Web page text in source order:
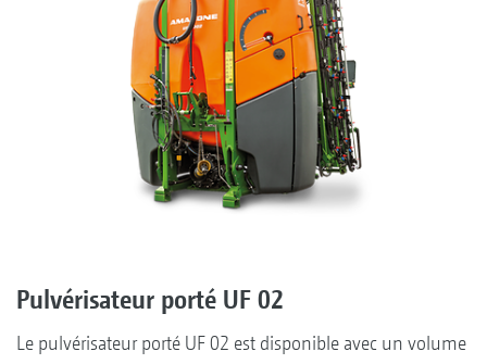
Pulvérisateur porté UF 02
Le pulvérisateur porté UF 02 est disponible avec un volume